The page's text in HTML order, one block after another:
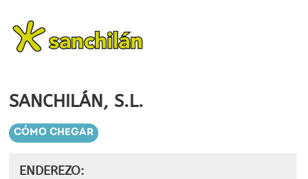
SANCHILÁN, S.L.
CÓMO CHEGAR
ENDEREZO: